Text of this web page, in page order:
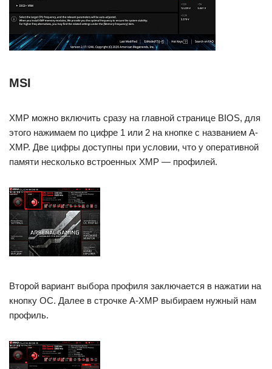
MSI
XMP можно включить сразу на главной странице BIOS, для
этого нажимаем по цифре 1 или 2 на кнопке с названием A-
XMP. Две цифры доступны при условии, что у оперативной
памяти несколько встроенных XMP — профилей.
Второй вариант выбора профиля заключается в нажатии на
кнопку OC. Далее в строчке A-XMP выбираем нужный нам
профиль.